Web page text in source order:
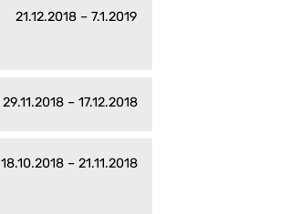
21.12.2018 – 7.1.2019
29.11.2018 – 17.12.2018
18.10.2018 – 21.11.2018